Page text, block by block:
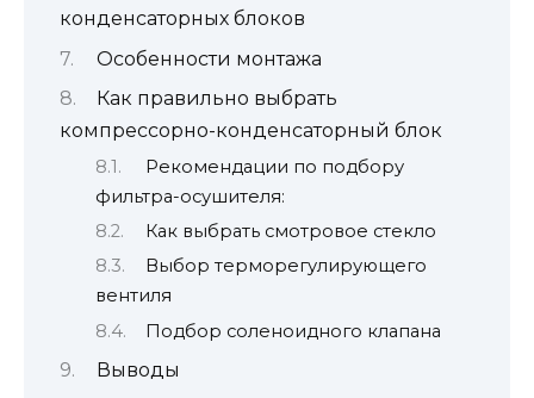
конденсаторных блоков
Особенности монтажа
Как правильно выбрать
компрессорно-конденсаторный блок
Рекомендации по подбору
фильтра-осушителя:
Как выбрать смотровое стекло
Выбор терморегулирующего
вентиля
Подбор соленоидного клапана
Выводы